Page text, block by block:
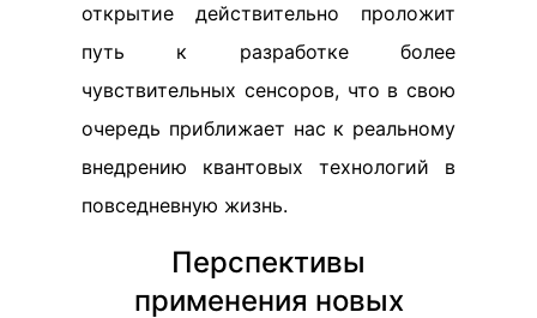
открытие действительно проложит
путь к разработке более
чувствительных сенсоров, что в свою
очередь приближает нас к реальному
внедрению квантовых технологий в
повседневную жизнь.
Перспективы
применения новых